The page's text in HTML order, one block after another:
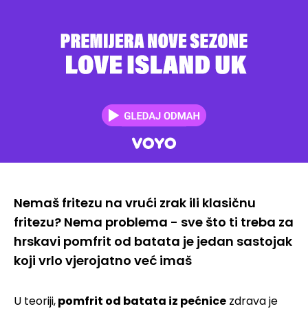
Nemaš fritezu na vrući zrak ili klasičnu
fritezu? Nema problema - sve što ti treba za
hrskavi pomfrit od batata je jedan sastojak
koji vrlo vjerojatno već imaš
U teoriji,pomfrit od batata iz pećnice zdrava je